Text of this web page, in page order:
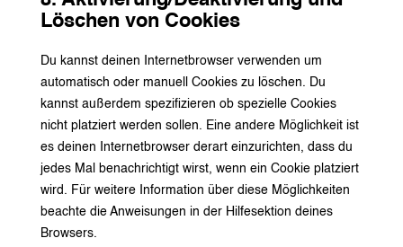
Löschen von Cookies
Du kannst deinen Internetbrowser verwenden um
automatisch oder manuell Cookies zu löschen. Du
kannst außerdem spezifizieren ob spezielle Cookies
nicht platziert werden sollen. Eine andere Möglichkeit ist
es deinen Internetbrowser derart einzurichten, dass du
jedes Mal benachrichtigt wirst, wenn ein Cookie platziert
wird. Für weitere Information über diese Möglichkeiten
beachte die Anweisungen in der Hilfesektion deines
Browsers.